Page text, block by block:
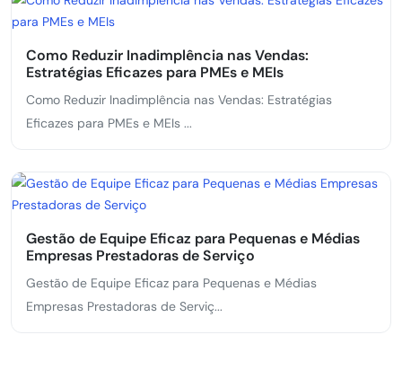
Como Reduzir Inadimplência nas Vendas:
Estratégias Eficazes para PMEs e MEIs
Como Reduzir Inadimplência nas Vendas: Estratégias
Eficazes para PMEs e MEIs ...
Gestão de Equipe Eficaz para Pequenas e Médias
Empresas Prestadoras de Serviço
Gestão de Equipe Eficaz para Pequenas e Médias
Empresas Prestadoras de Serviç...